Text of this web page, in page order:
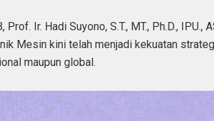
Prof. Ir. Hadi Suyono, S.T., MT., Ph.D., IPU.,
Mesin kini telah menjadi kekuatan
maupun global.